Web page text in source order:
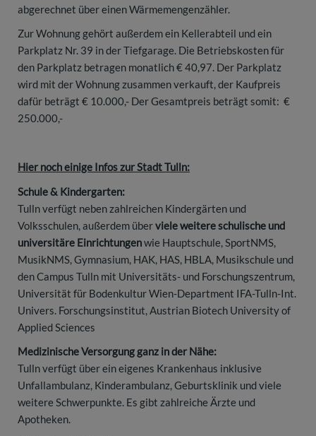
abgerechnet über einen Wärmemengenzähler.
Zur Wohnung gehört außerdem ein Kellerabteil und ein
Parkplatz Nr. 39 in der Tiefgarage. Die Betriebskosten für
den Parkplatz betragen monatlich € 40,97. Der Parkplatz
wird mit der Wohnung zusammen verkauft, der Kaufpreis
dafür beträgt € 10.000,- Der Gesamtpreis beträgt somit: €
250.000,-
Hier noch einige Infos zur Stadt Tulln:
Schule & Kindergarten:
Tulln verfügt neben zahlreichen Kindergärten und
Volksschulen, außerdem überviele weitere schulische und
universitäre Einrichtungenwie Hauptschule, SportNMS,
MusikNMS, Gymnasium, HAK, HAS, HBLA, Musikschule und
den Campus Tulln mit Universitäts- und Forschungszentrum,
Universität für Bodenkultur Wien-Department IFA-Tulln-Int.
Univers. Forschungsinstitut, Austrian Biotech University of
Applied Sciences
Medizinische Versorgung ganz in der Nähe:
Tulln verfügt über ein eigenes Krankenhaus inklusive
Unfallambulanz, Kinderambulanz, Geburtsklinik und viele
weitere Schwerpunkte. Es gibt zahlreiche Ärzte und
Apotheken.